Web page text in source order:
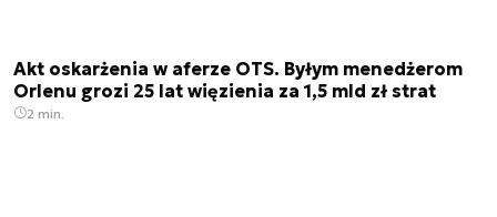
Akt oskarżenia w aferze OTS. Byłym menedżerom
Orlenu grozi 25 lat więzienia za 1,5 mld zł strat
2 min.